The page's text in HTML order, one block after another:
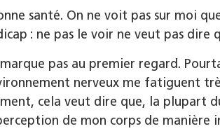
santé. On ne voit pas sur moi
: ne pas le voir ne veut pas dire
pas au premier regard.
nerveux me fatiguent
cela veut dire que, la plupart
de mon corps de manière